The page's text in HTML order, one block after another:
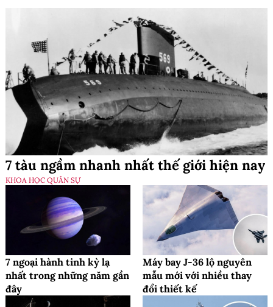
7 tàu ngầm nhanh nhất thế giới hiện nay
KHOA HỌC QUÂN SỰ
7 ngoại hành tinh kỳ lạ
nhất trong những năm gần
đây
Máy bay J-36 lộ nguyên
mẫu mới với nhiều thay
đổi thiết kế